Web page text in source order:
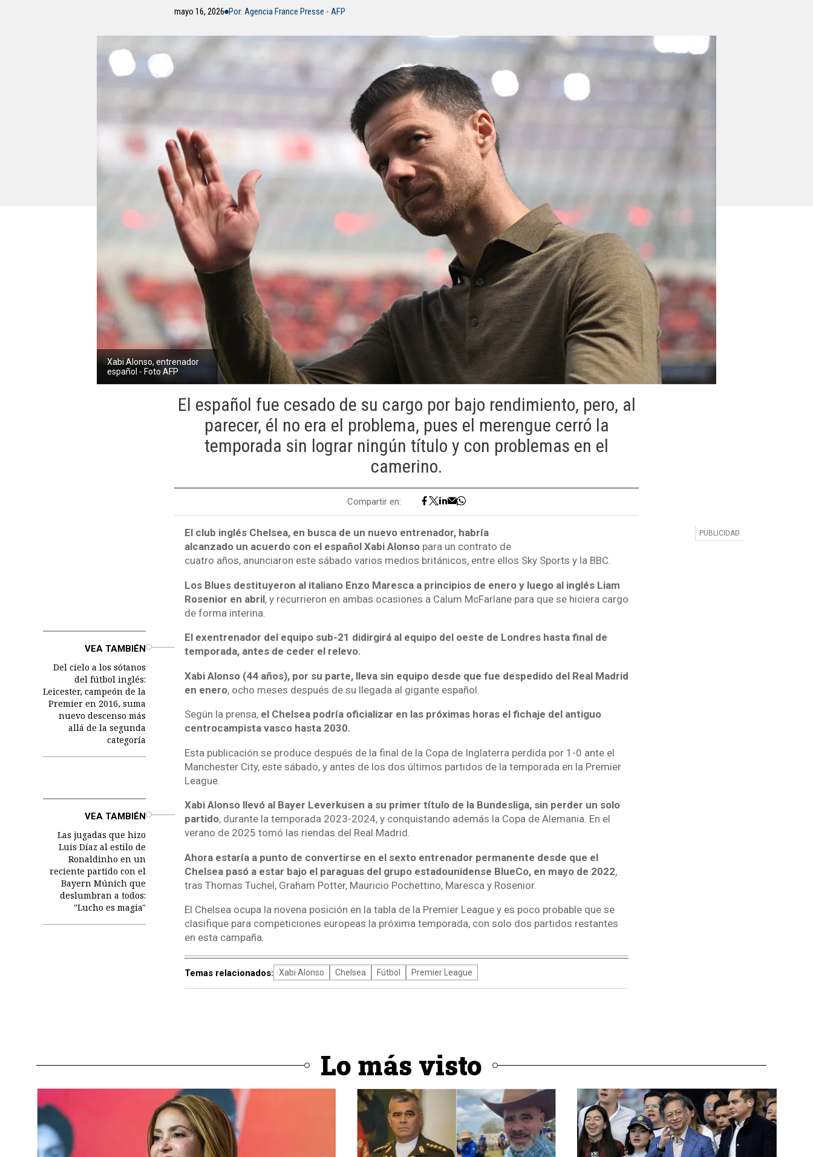
mayo 16, 2026 Por: Agencia France Presse - AFP
Xabi Alonso, entrenador
español - Foto AFP
El español fue cesado de su cargo por bajo rendimiento, pero, al
parecer, él no era el problema, pues el merengue cerró la
temporada sin lograr ningún título y con problemas en el
camerino.
Compartir en:
El club inglés Chelsea, en busca de un nuevo entrenador, habría
alcanzado un acuerdo con el español Xabi Alonsopara un contrato de
cuatro años, anunciaron este sábado varios medios británicos, entre ellos Sky Sports y la BBC.
Los Blues destituyeron al italiano Enzo Maresca a principios de enero y luego al inglés Liam
Rosenior en abril, y recurrieron en ambas ocasiones a Calum McFarlane para que se hiciera cargo
de forma interina.
VEA TAMBIÉN
Del cielo a los sótanos
del fútbol inglés:
Leicester, campeón de la
Premier en 2016, suma
nuevo descenso más
allá de la segunda
categoría
El exentrenador del equipo sub-21 didirgirá al equipo del oeste de Londres hasta final de
temporada, antes de ceder el relevo.
Xabi Alonso (44 años), por su parte, lleva sin equipo desde que fue despedido del Real Madrid
en enero, ocho meses después de su llegada al gigante español.
Según la prensa, el Chelsea podría oficializar en las próximas horas el fichaje del antiguo
centrocampista vasco hasta 2030.
Esta publicación se produce después de la final de la Copa de Inglaterra perdida por 1-0 ante el
Manchester City, este sábado, y antes de los dos últimos partidos de la temporada en la Premier
League.
VEA TAMBIÉN
Las jugadas que hizo
Luis Díaz al estilo de
Ronaldinho en un
reciente partido con el
Bayern Múnich que
deslumbran a todos:
"Lucho es magia"
Xabi Alonso llevó al Bayer Leverkusen a su primer título de la Bundesliga, sin perder un solo
partido, durante la temporada 2023-2024, y conquistando además la Copa de Alemania. En el
verano de 2025 tomó las riendas del Real Madrid.
Ahora estaría a punto de convertirse en el sexto entrenador permanente desde que el
Chelsea pasó a estar bajo el paraguas del grupo estadounidense BlueCo, en mayo de 2022,
tras Thomas Tuchel, Graham Potter, Mauricio Pochettino, Maresca y Rosenior.
El Chelsea ocupa la novena posición en la tabla de la Premier League y es poco probable que se
clasifique para competiciones europeas la próxima temporada, con solo dos partidos restantes
en esta campaña.
Temas relacionados: Xabi Alonso Chelsea Fútbol Premier League
Lo más visto